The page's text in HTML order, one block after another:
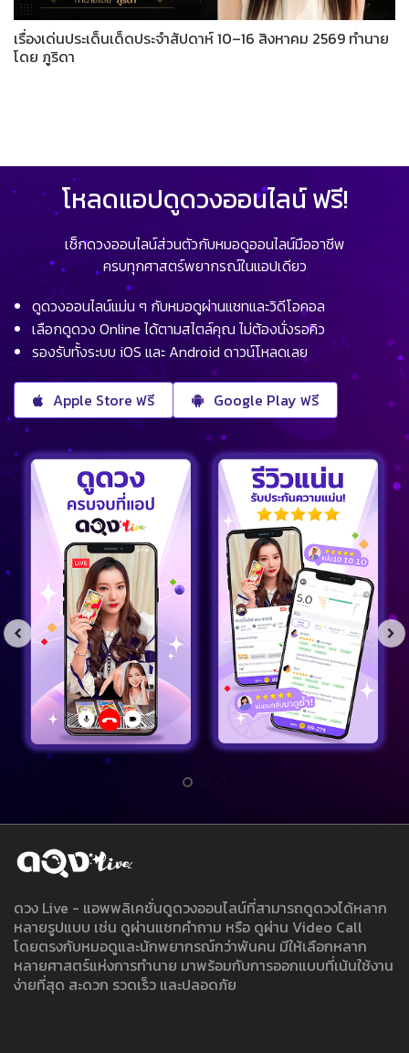
เรื่องเด่นประเด็นเด็ดประจำสัปดาห์ 10–16 สิงหาคม 2569 ทำนาย
โดย ภูริดา
โหลดแอปดูดวงออนไลน์ ฟรี!
เช็กดวงออนไลน์ส่วนตัวกับหมอดูออนไลน์มืออาชีพ
ครบทุกศาสตร์พยากรณ์ในแอปเดียว
ดูดวงออนไลน์แม่น ๆ กับหมอดูผ่านแชทและวิดีโอคอล
เลือกดูดวง Online ได้ตามสไตล์คุณ ไม่ต้องนั่งรอคิว
รองรับทั้งระบบ iOS และ Android ดาวน์โหลดเลย
Apple Store ฟรี Google Play ฟรี
ดวง Live - แอพพลิเคชั่นดูดวงออนไลน์ที่สามารถดูดวงได้หลาก
หลายรูปแบบ เช่น ดูผ่านแชทคำถาม หรือ ดูผ่าน Video Call
โดยตรงกับหมอดูและนักพยากรณ์กว่าพันคน มีให้เลือกหลาก
หลายศาสตร์แห่งการทำนาย มาพร้อมกับการออกแบบที่เน้นใช้งาน
ง่ายที่สุด สะดวก รวดเร็ว และปลอดภัย